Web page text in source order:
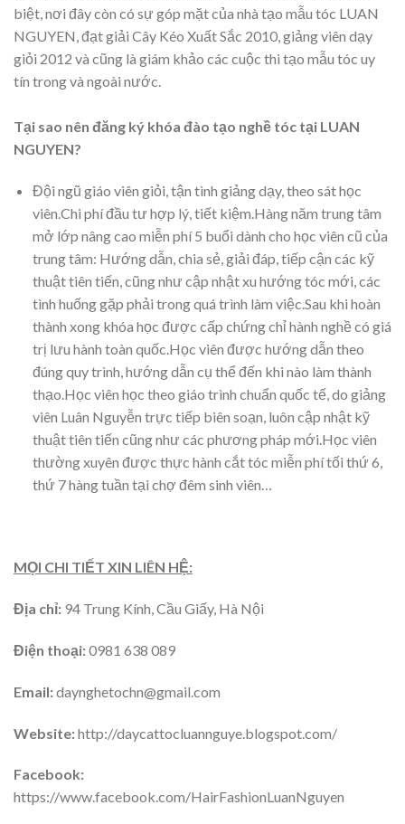
biệt, nơi đây còn có sự góp mặt của nhà tạo mẫu tóc LUAN
NGUYEN, đạt giải Cây Kéo Xuất Sắc 2010, giảng viên dạy
giỏi 2012 và cũng là giám khảo các cuộc thi tạo mẫu tóc uy
tín trong và ngoài nước.
Tại sao nên đăng ký khóa đào tạo nghề tóc tại LUAN
NGUYEN?
Đội ngũ giáo viên giỏi, tận tình giảng dạy, theo sát học
viên.Chi phí đầu tư hợp lý, tiết kiệm.Hàng năm trung tâm
mở lớp nâng cao miễn phí 5 buổi dành cho học viên cũ của
trung tâm: Hướng dẫn, chia sẻ, giải đáp, tiếp cận các kỹ
thuật tiên tiến, cũng như cập nhật xu hướng tóc mới, các
tình huống gặp phải trong quá trình làm việc.Sau khi hoàn
thành xong khóa học được cấp chứng chỉ hành nghề có giá
trị lưu hành toàn quốc.Học viên được hướng dẫn theo
đúng quy trình, hướng dẫn cụ thể đến khi nào làm thành
thạo.Học viên học theo giáo trình chuẩn quốc tế, do giảng
viên Luân Nguyễn trực tiếp biên soạn, luôn cập nhật kỹ
thuật tiên tiến cũng như các phương pháp mới.Học viên
thường xuyên được thực hành cắt tóc miễn phí tối thứ 6,
thứ 7 hàng tuần tại chợ đêm sinh viên…
MỌI CHI TIẾT XIN LIÊN HỆ:
Địa chỉ: 94 Trung Kính, Cầu Giấy, Hà Nội
Điện thoại:0981 638 089
Email:daynghetochn@gmail.com
Website:http://daycattocluannguye.blogspot.com/
Facebook:
https://www.facebook.com/HairFashionLuanNguyen